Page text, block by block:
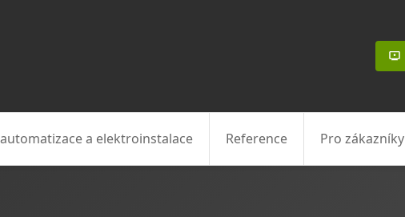
a elektroinstalace Reference Pro zákazníky